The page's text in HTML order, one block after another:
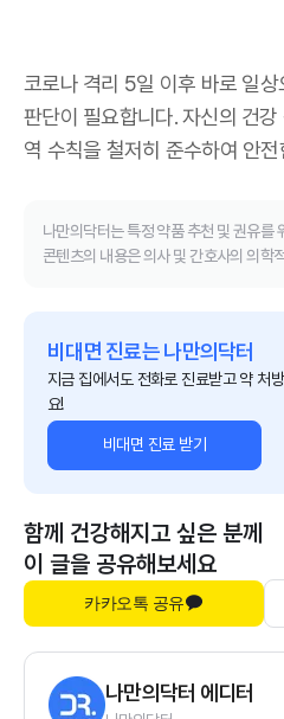
코로나 격리 5일 이후 바로 일
판단이 필요합니다. 자신의 건
역 수칙을 철저히 준수하여 안
나만의닥터는 특정 약품 추천 및 권유를
콘텐츠의 내용은 의사 및 간호사의 의학
비대면 진료는 나만의닥터
지금 집에서도 전화로 진료받고 약 처
요!
비대면 진료 받기
함께 건강해지고 싶은 분께
이 글을 공유해보세요
카카오톡 공유
나만의닥터 에디터